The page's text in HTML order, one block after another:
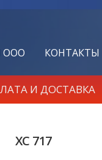
ООО КОНТАКТЫ
И ДОСТАВКА
XC 717